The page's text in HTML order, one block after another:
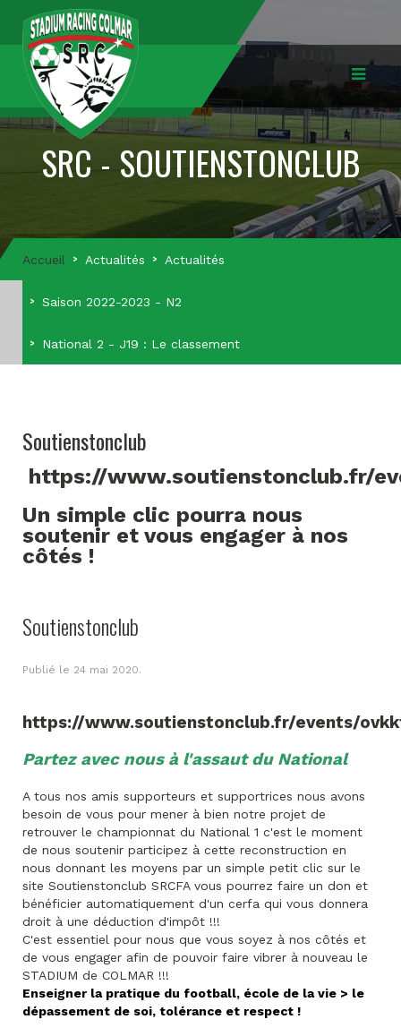
SRC - SOUTIENSTONCLUB
Accueil Actualités Actualités
Saison 2022-2023 - N2
National 2 - J19 : Le classement
Soutienstonclub
https://www.soutienstonclub.fr/
Un simple clic pourra nous
soutenir et vous engager à nos
côtés !
Soutienstonclub
Publié le 24 mai 2020.
https://www.soutienstonclub.fr/events/
Partez avec nous à l'assaut du National
A tous nos amis supporteurs et supportrices nous avons
besoin de vous pour mener à bien notre projet de
retrouver le championnat du National 1 c'est le moment
de nous soutenir participez à cette reconstruction en
nous donnant les moyens par un simple petit clic sur le
site Soutienstonclub SRCFA vous pourrez faire un don et
bénéficier automatiquement d'un cerfa qui vous donnera
droit à une déduction d'impôt !!!
C'est essentiel pour nous que vous soyez à nos côtés et
de vous engager afin de pouvoir faire vibrer à nouveau le
STADIUM de COLMAR !!!
Enseigner la pratique du football, école de la vie > le
dépassement de soi, tolérance et respect !